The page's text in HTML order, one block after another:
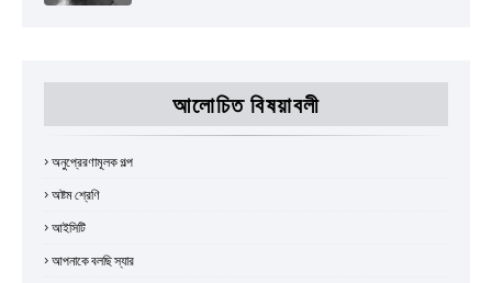
আলোচিত বিষয়াবলী
অনুপ্রেরণামূলক গল্প
অষ্টম শ্রেণি
আইসিটি
আপনাকে বলছি স্যার